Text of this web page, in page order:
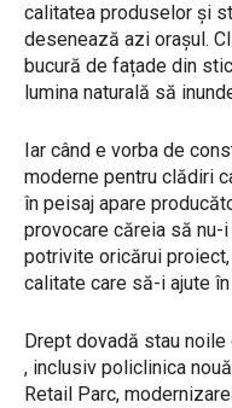
calitatea produselor și
desenează azi orașul.
bucură de fațade din
lumina naturală să
Iar când e vorba de
moderne pentru clădiri
în peisaj apare
provocare căreia să
potrivite oricărui
calitate care să-i ajute
Drept dovadă stau
, inclusiv policlinica
Retail Parc,